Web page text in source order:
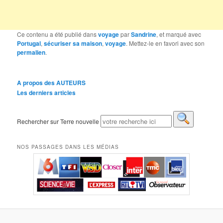
Ce contenu a été publié dansvoyageparSandrine, et marqué avec
Portugal,sécuriser sa maison,voyage. Mettez-le en favori avec son
permalien.
A propos des AUTEURS
Les derniers articles
Rechercher sur Terre nouvelle
NOS PASSAGES DANS LES MÉDIAS